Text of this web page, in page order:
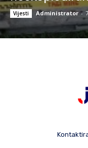
Vijesti Administrator -